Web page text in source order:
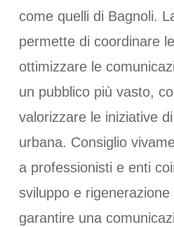
come quelli di Bagnoli.
permette di coordinare
ottimizzare le
un pubblico più vasto,
valorizzare le iniziative
urbana. Consiglio
a professionisti e enti
sviluppo e
garantire una